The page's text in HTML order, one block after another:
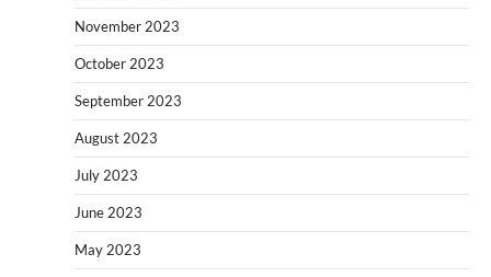
November 2023
October 2023
September 2023
August 2023
July 2023
June 2023
May 2023